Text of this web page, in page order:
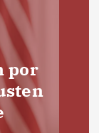
por